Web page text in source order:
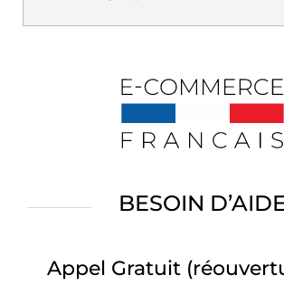
BESOIN
Appel Gratuit